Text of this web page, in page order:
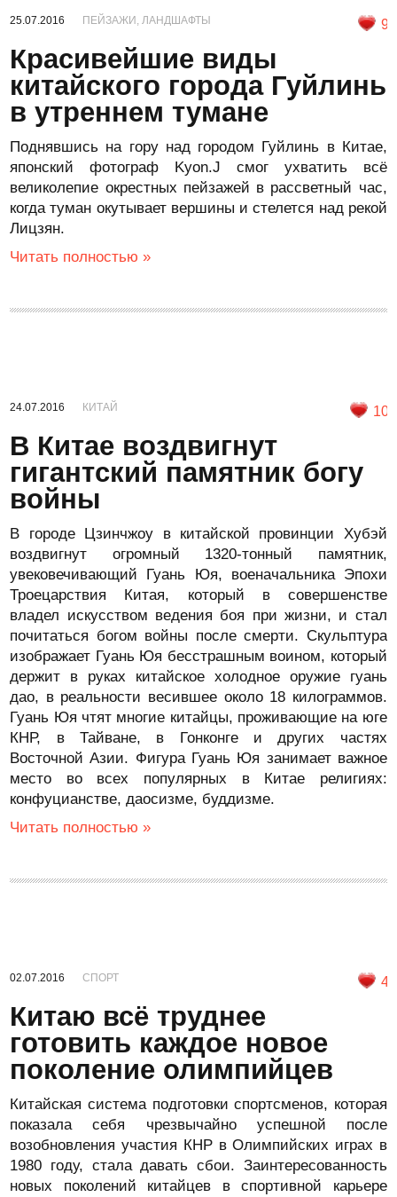
25.07.2016 ПЕЙЗАЖИ, ЛАНДШАФТЫ 9
Красивейшие виды
китайского города Гуйлинь
в утреннем тумане
Поднявшись на гору над городом Гуйлинь в Китае,
японский фотограф Kyon.J смог ухватить всё
великолепие окрестных пейзажей в рассветный час,
когда туман окутывает вершины и стелется над рекой
Лицзян.
Читать полностью »
24.07.2016 КИТАЙ 10
В Китае воздвигнут
гигантский памятник богу
войны
В городе Цзинчжоу в китайской провинции Хубэй
воздвигнут огромный 1320-тонный памятник,
увековечивающий Гуань Юя, военачальника Эпохи
Троецарствия Китая, который в совершенстве
владел искусством ведения боя при жизни, и стал
почитаться богом войны после смерти. Скульптура
изображает Гуань Юя бесстрашным воином, который
держит в руках китайское холодное оружие гуань
дао, в реальности весившее около 18 килограммов.
Гуань Юя чтят многие китайцы, проживающие на юге
КНР, в Тайване, в Гонконге и других частях
Восточной Азии. Фигура Гуань Юя занимает важное
место во всех популярных в Китае религиях:
конфуцианстве, даосизме, буддизме.
Читать полностью »
02.07.2016 СПОРТ 4
Китаю всё труднее
готовить каждое новое
поколение олимпийцев
Китайская система подготовки спортсменов, которая
показала себя чрезвычайно успешной после
возобновления участия КНР в Олимпийских играх в
1980 году, стала давать сбои. Заинтересованность
новых поколений китайцев в спортивной карьере